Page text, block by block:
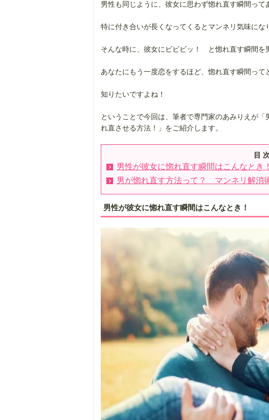
男性も同じように、彼女に思わず惚れ直す瞬間って
特に付き合いが長くなってくるとマンネリ気味にな
そんな時に、彼女にビビビッ！ と惚れ直す瞬間を
あなたにもう一度恋をするほど、惚れ直す瞬間って
知りたいですよね！
ということで今回は、筆者で専門家のあみりえが
れ直させる方法！」をご紹介します。
目 次
男性が彼女に惚れ直す瞬間はこんなとき！
男が惚れ直す方法って？ マンネリ解消
男性が彼女に惚れ直す瞬間はこんなとき！